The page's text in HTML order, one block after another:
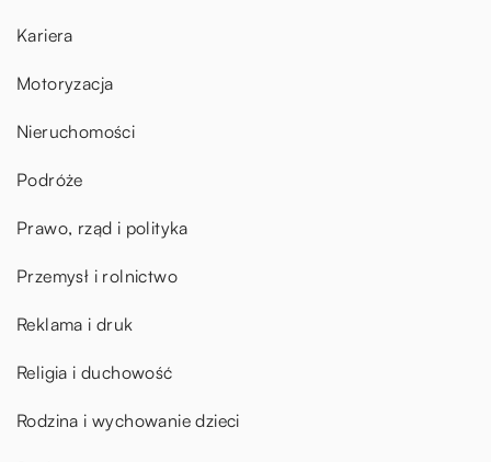
Kariera
Motoryzacja
Nieruchomości
Podróże
Prawo, rząd i polityka
Przemysł i rolnictwo
Reklama i druk
Religia i duchowość
Rodzina i wychowanie dzieci